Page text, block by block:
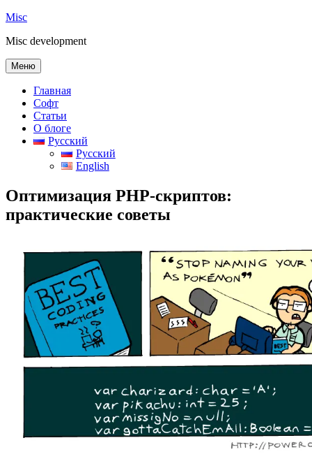
Перейти
содержимому
Misc
Misc development
Меню
Главная
Софт
Статьи
О блоге
Русский
Русский
English
Оптимизация PHP-скриптов:
практические советы